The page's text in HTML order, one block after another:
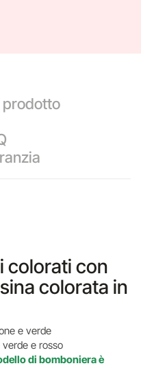
prodotto
colorati con
colorata in
e verde
e rosso
di bomboniera è